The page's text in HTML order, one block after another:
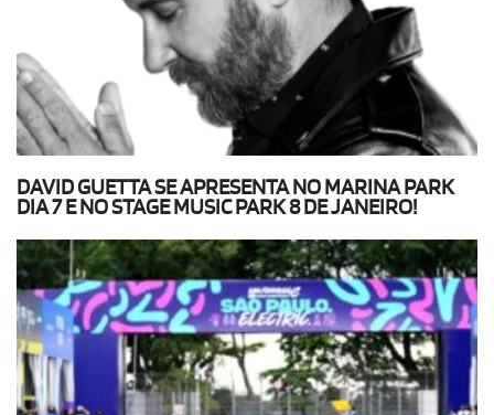
DAVID GUETTA SE APRESENTA NO MARINA PARK
DIA 7 E NO STAGE MUSIC PARK 8 DE JANEIRO!